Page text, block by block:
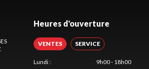
Heures d'ouverture
VENTES SERVICE
Lundi:
9h00 - 18h00